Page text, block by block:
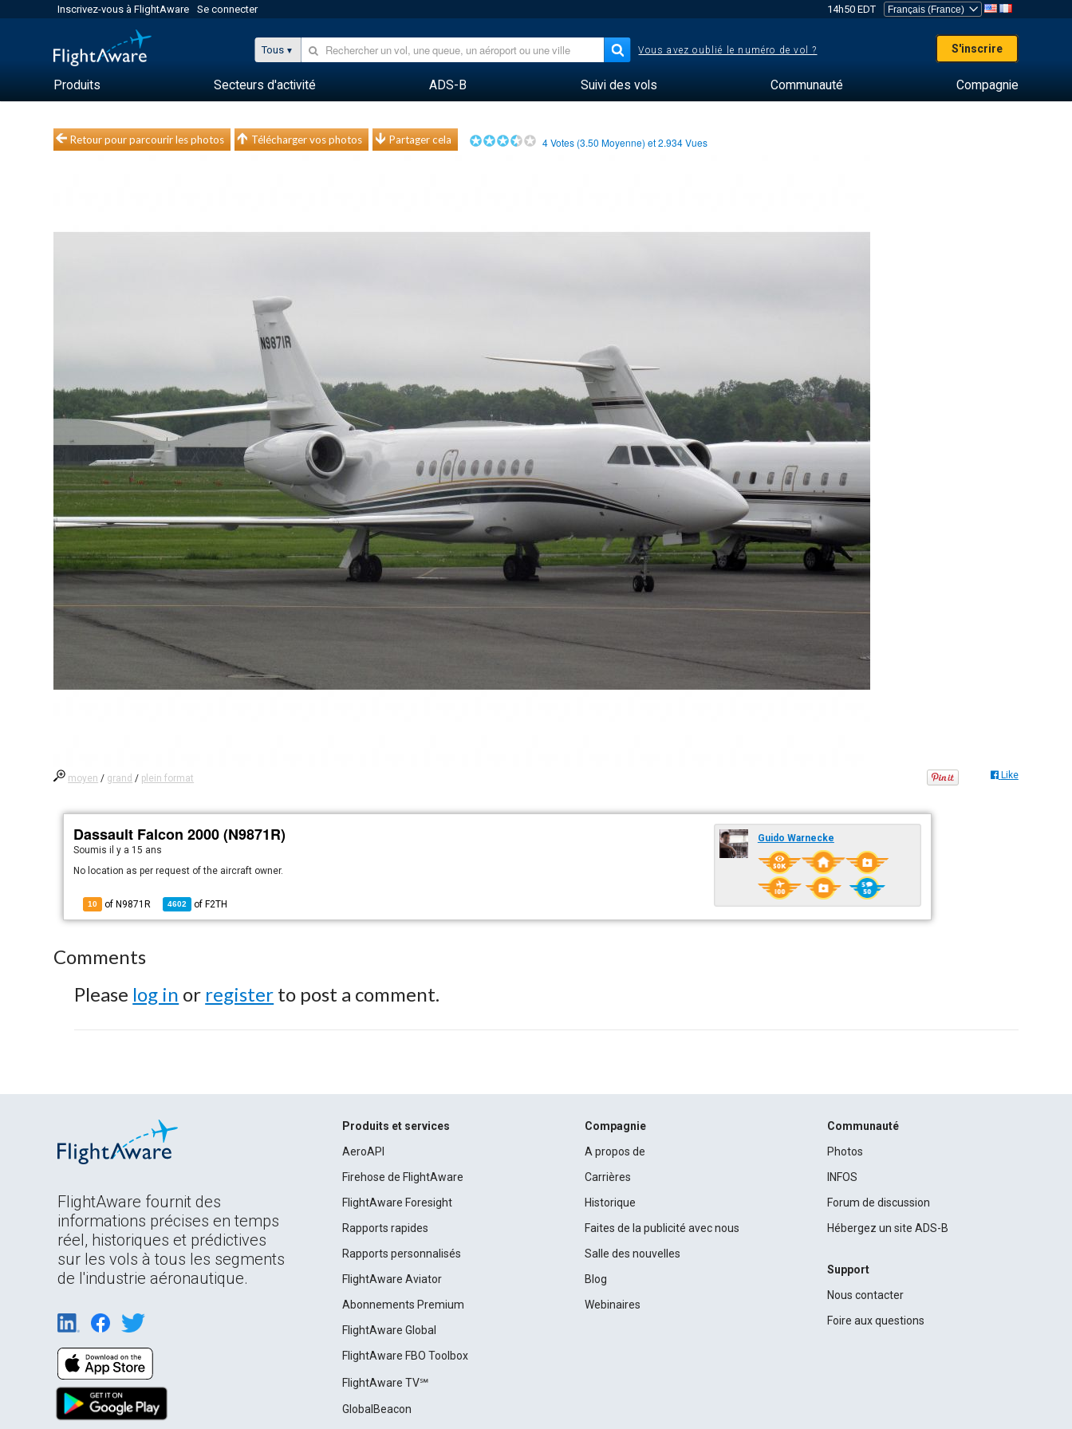
Inscrivez-vous à FlightAware Se connecter 14h50 EDT
Tous Vous avez oublié le numéro de vol ? S'inscrire
Produits Secteurs d'activité ADS-B Suivi des vols Communauté Compagnie
Retour pour parcourir les photos Télécharger vos photos Partager cela 4Votes (3.50 Moyenne) et2.934Vues
moyen / grand / plein format Like
Dassault Falcon 2000 (N9871R)
Soumisil y a 15 ans
No location as per request of the aircraft owner.
10 of N9871R 4602 of F2TH
Guido Warnecke
Comments
Please log in or register to post a comment.
FlightAware fournit des
informations précises en temps
réel, historiques et prédictives
sur les vols à tous les segments
de l'industrie aéronautique.
Produits et services
AeroAPI
Firehose de FlightAware
FlightAware Foresight
Rapports rapides
Rapports personnalisés
FlightAware Aviator
Abonnements Premium
FlightAware Global
FlightAware FBO Toolbox
FlightAware TV℠
GlobalBeacon
Compagnie
A propos de
Carrières
Historique
Faites de la publicité avec nous
Salle des nouvelles
Blog
Webinaires
Communauté
Photos
INFOS
Forum de discussion
Hébergez un site ADS-B
Support
Nous contacter
Foire aux questions